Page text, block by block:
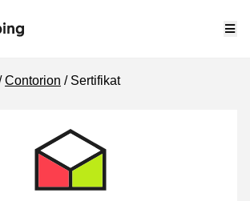
Contorion Sertifikat